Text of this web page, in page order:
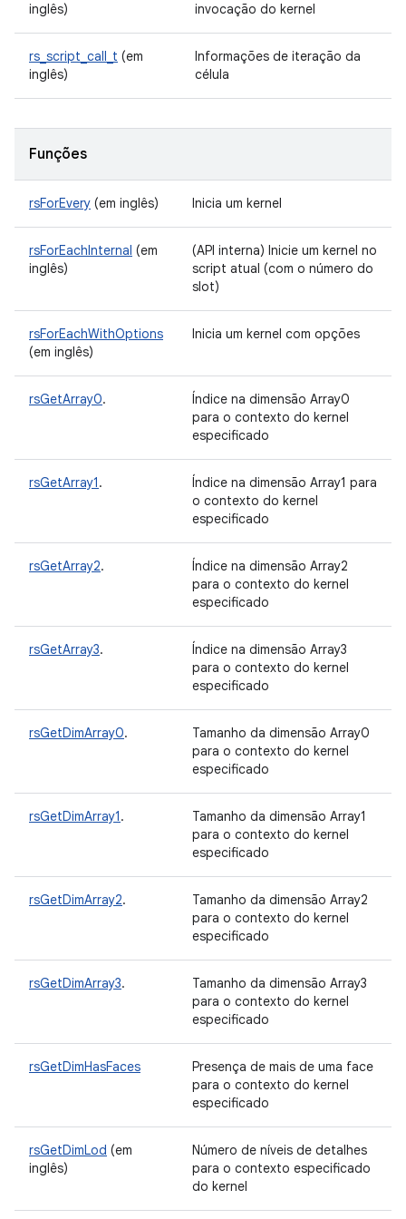
inglês) invocação do kernel
rs_script_call_t (em
inglês)
Informações de iteração da
célula
Funções
rsForEvery (em inglês) Inicia um kernel
rsForEachInternal (em
inglês)
(API interna) Inicie um kernel no
script atual (com o número do
slot)
rsForEachWithOptions
(em inglês)
Inicia um kernel com opções
rsGetArray0.
Índice na dimensão Array0
para o contexto do kernel
especificado
rsGetArray1.
Índice na dimensão Array1 para
o contexto do kernel
especificado
rsGetArray2.
Índice na dimensão Array2
para o contexto do kernel
especificado
rsGetArray3.
Índice na dimensão Array3
para o contexto do kernel
especificado
rsGetDimArray0.
Tamanho da dimensão Array0
para o contexto do kernel
especificado
rsGetDimArray1.
Tamanho da dimensão Array1
para o contexto do kernel
especificado
rsGetDimArray2.
Tamanho da dimensão Array2
para o contexto do kernel
especificado
rsGetDimArray3.
Tamanho da dimensão Array3
para o contexto do kernel
especificado
rsGetDimHasFaces
Presença de mais de uma face
para o contexto do kernel
especificado
rsGetDimLod (em
inglês)
Número de níveis de detalhes
para o contexto especificado
do kernel